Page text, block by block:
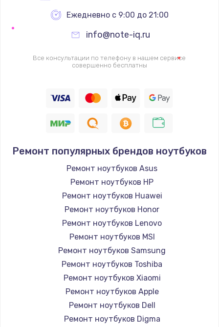
Ежедневно с 9:00 до 21:00
info@note-iq.ru
Все консультации по телефону в нашем сервисе
совершенно бесплатны
Ремонт популярных брендов ноутбуков
Ремонт ноутбуков Asus
Ремонт ноутбуков HP
Ремонт ноутбуков Huawei
Ремонт ноутбуков Honor
Ремонт ноутбуков Lenovo
Ремонт ноутбуков MSI
Ремонт ноутбуков Samsung
Ремонт ноутбуков Toshiba
Ремонт ноутбуков Xiaomi
Ремонт ноутбуков Apple
Ремонт ноутбуков Dell
Ремонт ноутбуков Digma